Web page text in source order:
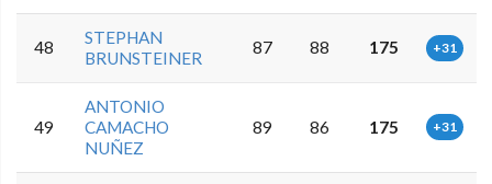
48
STEPHAN
BRUNSTEINER
87 88 175 +31
49
ANTONIO
CAMACHO
NUÑEZ
89 86 175 +31